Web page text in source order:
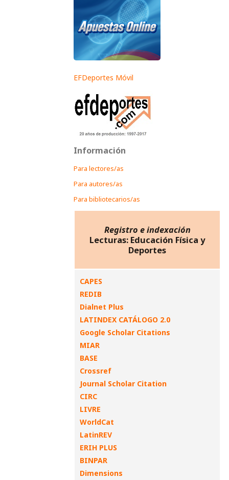
EFDeportes Móvil
Información
Para lectores/as
Para autores/as
Para bibliotecarios/as
Registro e indexación
Lecturas: Educación Física y
Deportes
CAPES
REDIB
Dialnet Plus
LATINDEX CATÁLOGO 2.0
Google Scholar Citations
MIAR
BASE
Crossref
Journal Scholar Citation
CIRC
LIVRE
WorldCat
LatinREV
ERIH PLUS
BINPAR
Dimensions